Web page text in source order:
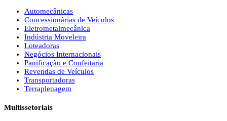
Automecânicas
Concessionárias de Veículos
Eletrometalmecânica
Indústria Moveleira
Loteadoras
Negócios Internacionais
Panificação e Confeitaria
Revendas de Veículos
Transportadoras
Terraplenagem
Multissetoriais